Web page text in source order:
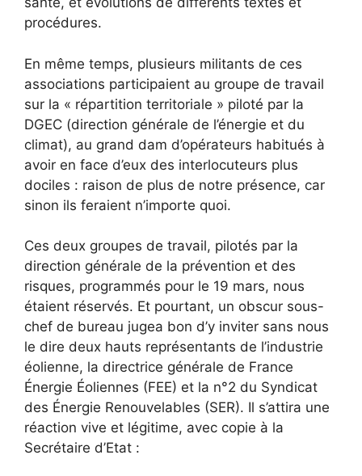
procédures.
En même temps, plusieurs militants de ces
associations participaient au groupe de travail
sur la « répartition territoriale » piloté par la
DGEC (direction générale de l’énergie et du
climat), au grand dam d’opérateurs habitués à
avoir en face d’eux des interlocuteurs plus
dociles : raison de plus de notre présence, car
sinon ils feraient n’importe quoi.
Ces deux groupes de travail, pilotés par la
direction générale de la prévention et des
risques, programmés pour le 19 mars, nous
étaient réservés. Et pourtant, un obscur sous-
chef de bureau jugea bon d’y inviter sans nous
le dire deux hauts représentants de l’industrie
éolienne, la directrice générale de France
Énergie Éoliennes (FEE) et la n°2 du Syndicat
des Énergie Renouvelables (SER). Il s’attira une
réaction vive et légitime, avec copie à la
Secrétaire d’Etat :